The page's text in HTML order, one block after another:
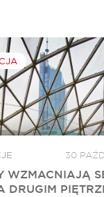
30
WZMACNIAJĄ
DRUGIM